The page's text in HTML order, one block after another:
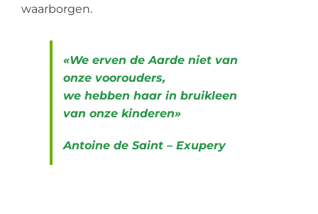
waarborgen.
«We erven de Aarde niet van
onze voorouders,
we hebben haar in bruikleen
van onze kinderen»
Antoine de Saint – Exupery